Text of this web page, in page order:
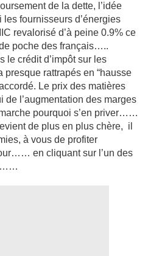
de la dette, l’idée
fournisseurs d’énergies
revalorisé d’à peine 0.9% ce
poche des français…..
le crédit d’impôt sur les
rattrapés en “hausse
Le prix des matières
de l’augmentation des marges
pourquoi s’en priver……
de plus en plus chère, il
à vous de profiter
en cliquant sur l’un des